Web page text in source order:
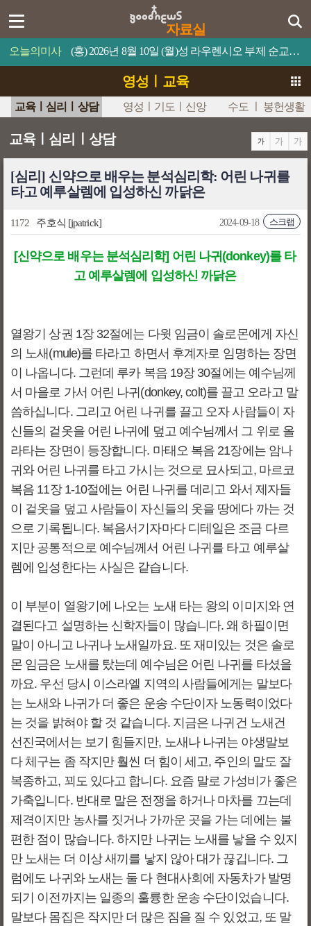
자료실
오늘의미사 (홍) 2026년 8월 10일 (월)성 라우렌시오 부제 순교자 축일누구든지 나를 섬기면 아버지께서 그를 존중해 주실 것이다.
영성ㅣ교육
교육ㅣ심리ㅣ상담 영성ㅣ기도ㅣ신앙 수도 ㅣ 봉헌생활
교육ㅣ심리ㅣ상담
[심리] 신약으로 배우는 분석심리학: 어린 나귀를
타고 예루살렘에 입성하신 까닭은
1172 주호식 [jpatrick] 스크랩
2024-09-18
[신약으로 배우는 분석심리학] 어린 나귀(donkey)를 타
고 예루살렘에 입성하신 까닭은
열왕기 상권 1장 32절에는 다윗 임금이 솔로몬에게 자신
의 노새(mule)를 타라고 하면서 후계자로 임명하는 장면
이 나옵니다. 그런데 루카 복음 19장 30절에는 예수님께
서 마을로 가서 어린 나귀(donkey, colt)를 끌고 오라고 말
씀하십니다. 그리고 어린 나귀를 끌고 오자 사람들이 자
신들의 겉옷을 어린 나귀에 덮고 예수님께서 그 위로 올
라타는 장면이 등장합니다. 마태오 복음 21장에는 암나
귀와 어린 나귀를 타고 가시는 것으로 묘사되고, 마르코
복음 11장 1-10절에는 어린 나귀를 데리고 와서 제자들
이 겉옷을 덮고 사람들이 자신들의 옷을 땅에다 까는 것
으로 기록됩니다. 복음서기자마다 디테일은 조금 다르
지만 공통적으로 예수님께서 어린 나귀를 타고 예루살
렘에 입성한다는 사실은 같습니다.
이 부분이 열왕기에 나오는 노새 타는 왕의 이미지와 연
결된다고 설명하는 신학자들이 많습니다. 왜 하필이면
말이 아니고 나귀나 노새일까요. 또 재미있는 것은 솔로
몬 임금은 노새를 탔는데 예수님은 어린 나귀를 타셨을
까요. 우선 당시 이스라엘 지역의 사람들에게는 말보다
는 노새와 나귀가 더 좋은 운송 수단이자 노동력이었다
는 것을 밝혀야 할 것 같습니다. 지금은 나귀건 노새건
선진국에서는 보기 힘들지만, 노새나 나귀는 야생말보
다 체구는 좀 작지만 훨씬 더 힘이 세고, 주인의 말도 잘
복종하고, 꾀도 있다고 합니다. 요즘 말로 가성비가 좋은
가축입니다. 반대로 말은 전쟁을 하거나 마차를 끄는데
제격이지만 농사를 짓거나 가까운 곳을 가는 데에는 불
편한 점이 많습니다. 하지만 나귀는 노새를 낳을 수 있지
만 노새는 더 이상 새끼를 낳지 않아 대가 끊깁니다. 그
럼에도 나귀와 노새는 둘 다 현대사회에 자동차가 발명
되기 이전까지는 일종의 훌륭한 운송 수단이었습니다.
말보다 몸집은 작지만 더 많은 짐을 질 수 있었고, 또 말